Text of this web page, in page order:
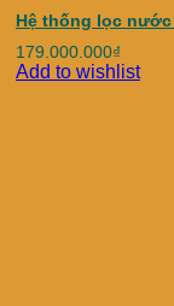
Hệ thống lọc nước
179.000.000₫
Add to wishlist